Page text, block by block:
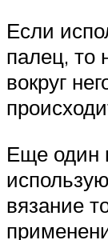
Если
палец, то
вокруг
Еще один
вязание